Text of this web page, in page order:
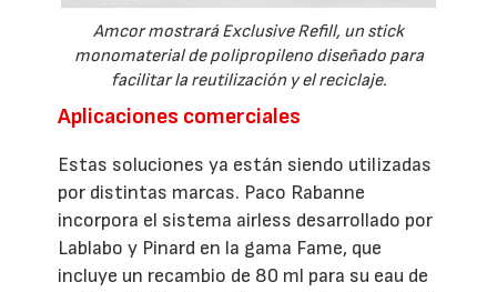
Amcor mostrará Exclusive Refill, un stick
monomaterial de polipropileno diseñado para
facilitar la reutilización y el reciclaje.
Aplicaciones comerciales
Estas soluciones ya están siendo utilizadas
por distintas marcas. Paco Rabanne
incorpora el sistema airless desarrollado por
Lablabo y Pinard en la gama Fame, que
incluye un recambio de 80 ml para su eau de